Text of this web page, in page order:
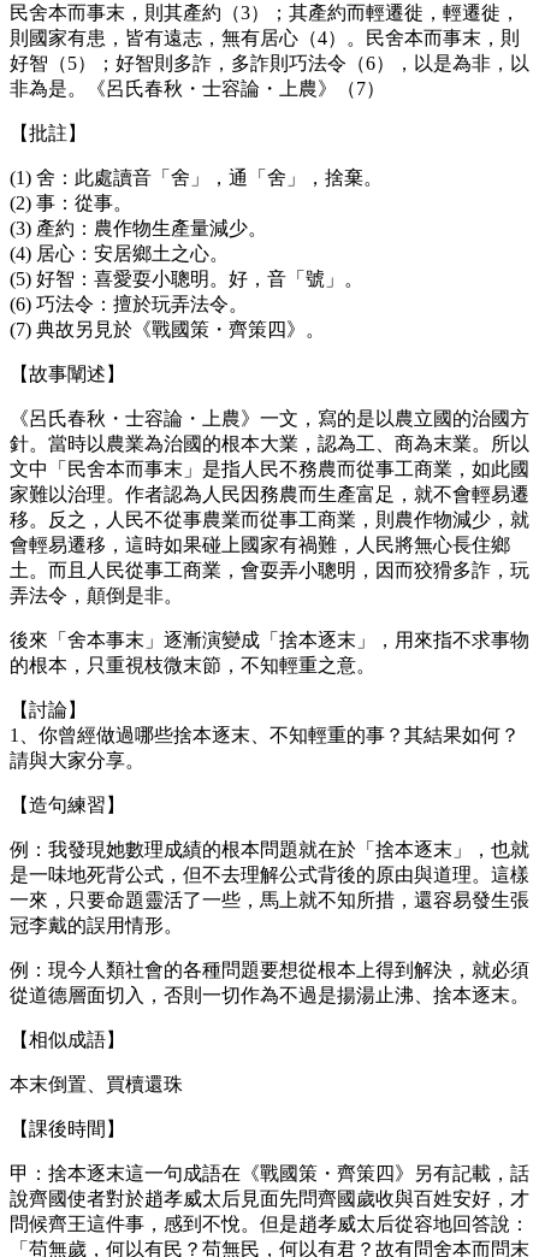
民舍本而事末，則其產約（3）；其產約而輕遷徙，輕遷徙，
則國家有患，皆有遠志，無有居心（4）。民舍本而事末，則
好智（5）；好智則多詐，多詐則巧法令（6），以是為非，以
非為是。《呂氏春秋・士容論・上農》（7）
【批註】
(1) 舍：此處讀音「舍」，通「舍」，捨棄。
(2) 事：從事。
(3) 產約：農作物生產量減少。
(4) 居心：安居鄉土之心。
(5) 好智：喜愛耍小聰明。好，音「號」。
(6) 巧法令：擅於玩弄法令。
(7) 典故另見於《戰國策・齊策四》。
【故事闡述】
《呂氏春秋・士容論・上農》一文，寫的是以農立國的治國方
針。當時以農業為治國的根本大業，認為工、商為末業。所以
文中「民舍本而事末」是指人民不務農而從事工商業，如此國
家難以治理。作者認為人民因務農而生產富足，就不會輕易遷
移。反之，人民不從事農業而從事工商業，則農作物減少，就
會輕易遷移，這時如果碰上國家有禍難，人民將無心長住鄉
土。而且人民從事工商業，會耍弄小聰明，因而狡猾多詐，玩
弄法令，顛倒是非。
後來「舍本事末」逐漸演變成「捨本逐末」，用來指不求事物
的根本，只重視枝微末節，不知輕重之意。
【討論】
1、你曾經做過哪些捨本逐末、不知輕重的事？其結果如何？
請與大家分享。
【造句練習】
例：我發現她數理成績的根本問題就在於「捨本逐末」，也就
是一味地死背公式，但不去理解公式背後的原由與道理。這樣
一來，只要命題靈活了一些，馬上就不知所措，還容易發生張
冠李戴的誤用情形。
例：現今人類社會的各種問題要想從根本上得到解決，就必須
從道德層面切入，否則一切作為不過是揚湯止沸、捨本逐末。
【相似成語】
本末倒置、買櫝還珠
【課後時間】
甲：捨本逐末這一句成語在《戰國策・齊策四》另有記載，話
說齊國使者對於趙孝威太后見面先問齊國歲收與百姓安好，才
問候齊王這件事，感到不悅。但是趙孝威太后從容地回答說：
「苟無歲，何以有民？苟無民，何以有君？故有問舍本而問末